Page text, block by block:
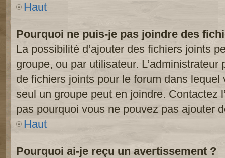
Haut
Pourquoi ne puis-je pas joindre des
La possibilité d’ajouter des fichiers joints
groupe, ou par utilisateur. L’administrateur
de fichiers joints pour le forum dans
seul un groupe peut en joindre. Contactez
pas pourquoi vous ne pouvez pas ajouter
Haut
Pourquoi ai-je reçu un avertissement ?